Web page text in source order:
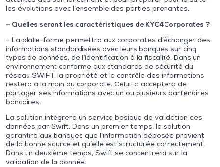
les évolutions avec l’ensemble des parties prenantes.
– Quelles seront les caractéristiques de KYC4Corporates ?
– La plate-forme permettra aux corporates d’échanger des
informations standardisées avec leurs banques sur cinq
types de données, de l’identification à la fiscalité. Dans un
environnement conforme aux standards de sécurité du
réseau SWIFT, la propriété et le contrôle des informations
restera à la main du corporate. Celui-ci acceptera de
partager ses informations avec un ou plusieurs partenaires
bancaires.
La solution intègrera un service basique de validation des
données par Swift. Dans un premier temps, la solution
garantira aux banques que l’information déposée provient
de la bonne source et qu’elle est structurée correctement.
Dans un deuxième temps, Swift se concentrera sur la
validation de la donnée.